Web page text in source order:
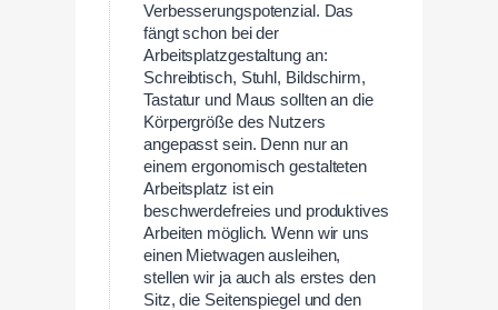
Verbesserungspotenzial. Das
fängt schon bei der
Arbeitsplatzgestaltung an:
Schreibtisch, Stuhl, Bildschirm,
Tastatur und Maus sollten an die
Körpergröße des Nutzers
angepasst sein. Denn nur an
einem ergonomisch gestalteten
Arbeitsplatz ist ein
beschwerdefreies und produktives
Arbeiten möglich. Wenn wir uns
einen Mietwagen ausleihen,
stellen wir ja auch als erstes den
Sitz, die Seitenspiegel und den